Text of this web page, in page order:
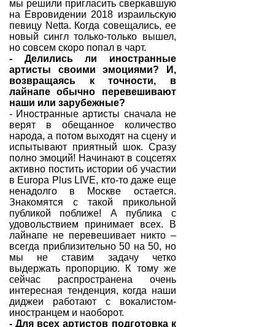
мы решили пригласить сверкавшую
на Евровидении 2018 израильскую
певицу Netta. Когда совещались, ее
новый сингл только-только вышел,
но совсем скоро попал в чарт.
- Делились ли иностранные
артисты своими эмоциями? И,
возвращаясь к точности, в
лайнапе обычно перевешивают
наши или зарубежные?
- Иностранные артисты сначала не
верят в обещанное количество
народа, а потом выходят на сцену и
испытывают приятный шок. Сразу
полно эмоций! Начинают в соцсетях
активно постить истории об участии
в Europa Plus LIVE, кто-то даже еще
ненадолго в Москве остается.
Знакомятся с такой прикольной
публикой поближе! А публика с
удовольствием принимает всех. В
лайнапе не перевешивает никто –
всегда приблизительно 50 на 50, но
мы не ставим задачу четко
выдержать пропорцию. К тому же
сейчас распространена очень
интересная тенденция, когда наши
диджеи работают с вокалистом-
иностранцем и наоборот.
- Для всех артистов подготовка к